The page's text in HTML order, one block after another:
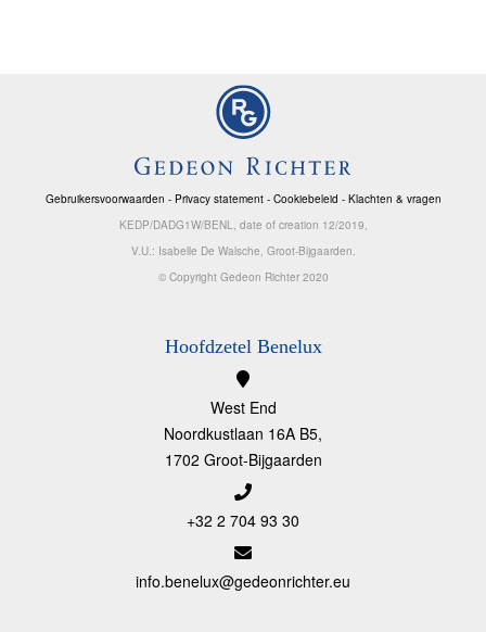
Gebruikersvoorwaarden - Privacy statement- Cookiebeleid - Klachten & vragen
KEDP/DADG1W/BENL, date of creation 12/2019,
V.U.: Isabelle De Walsche, Groot-Bijgaarden.
© Copyright Gedeon Richter 2020
Hoofdzetel Benelux
West End
Noordkustlaan 16A B5,
1702 Groot-Bijgaarden
+32 2 704 93 30
info.benelux@gedeonrichter.eu